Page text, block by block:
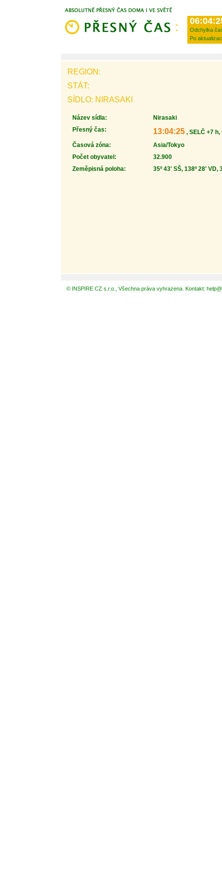
Odchylka
Po
REGION:
STÁT:
SÍDLO: NIRASAKI
Název sídla:
Nirasaki
Přesný čas:
13:04:25 , SELČ +7 h,
Časová zóna:
Asia/Tokyo
Počet obyvatel:
32.900
Zeměpisná poloha:
35º 43' SŠ, 138º 28' VD,
© INSPIRE CZ s.r.o., Všechna práva vyhrazena. Kontakt: